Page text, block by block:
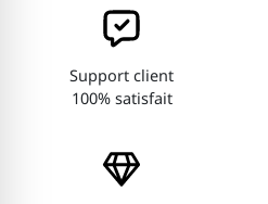
Support client
100% satisfait